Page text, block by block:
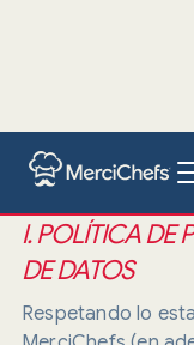
Política
I. POLÍTICA DE
DE DATOS
Respetando lo